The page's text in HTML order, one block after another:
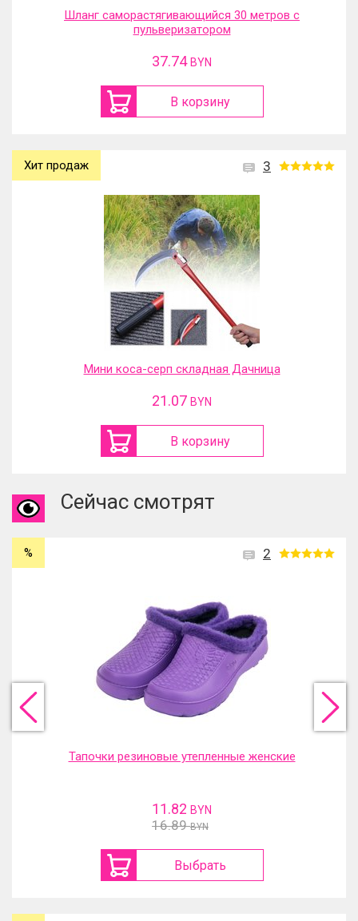
Шланг саморастягивающийся 30 метров с
пульверизатором
37.74 BYN
В корзину
3
Хит продаж
Мини коса-серп складная Дачница
21.07 BYN
В корзину
Сейчас смотрят
2
%
Тапочки резиновые утепленные женские
11.82 BYN
16.89 BYN
Выбрать